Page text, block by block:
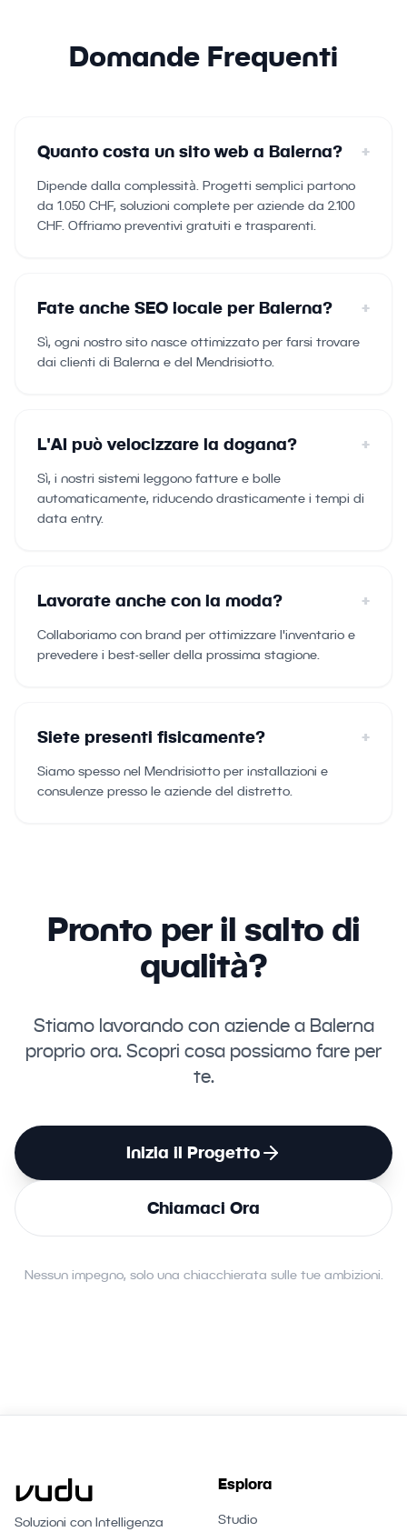
Domande Frequenti
Quanto costa un sito web a Balerna? +
Dipende dalla complessità. Progetti semplici partono
da 1.050 CHF, soluzioni complete per aziende da 2.100
CHF. Offriamo preventivi gratuiti e trasparenti.
Fate anche SEO locale per Balerna? +
Sì, ogni nostro sito nasce ottimizzato per farsi trovare
dai clienti di Balerna e del Mendrisiotto.
L'AI può velocizzare la dogana? +
Sì, i nostri sistemi leggono fatture e bolle
automaticamente, riducendo drasticamente i tempi di
data entry.
Lavorate anche con la moda? +
Collaboriamo con brand per ottimizzare l'inventario e
prevedere i best-seller della prossima stagione.
Siete presenti fisicamente? +
Siamo spesso nel Mendrisiotto per installazioni e
consulenze presso le aziende del distretto.
Pronto per il salto di
qualità?
Stiamo lavorando con aziende a Balerna
proprio ora. Scopri cosa possiamo fare per
te.
Inizia il Progetto
Chiamaci Ora
Nessun impegno, solo una chiacchierata sulle tue ambizioni.
Soluzioni con Intelligenza
Esplora
Studio